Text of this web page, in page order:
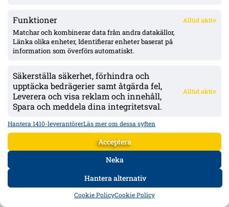
Funktioner Alltid aktiv
Matchar och kombinerar data från andra datakällor,
Länka olika enheter, Identifierar enheter baserat på
information som överförs automatiskt.
Säkerställa säkerhet, förhindra och
upptäcka bedrägerier samt åtgärda fel,
Leverera och visa reklam och innehåll,
Spara och meddela dina integritetsval.
Alltid aktiv
Hantera 1410-leverantörerLäs mer om dessa syften
Acceptera
Neka
Hantera alternativ
Cookie PolicyCookie Policy
ANNONS:
DATA FORUM